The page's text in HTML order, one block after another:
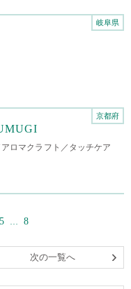
岐阜県
京都府
ロマクラフト／タッチケア
5 8
次の一覧へ